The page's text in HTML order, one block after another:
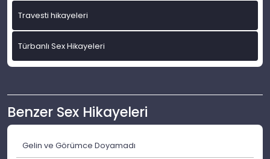
Travesti hikayeleri
Türbanlı Sex Hikayeleri
Benzer Sex Hikayeleri
Gelin ve Görümce Doyamadı